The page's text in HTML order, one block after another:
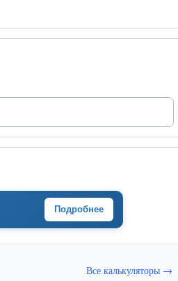
Подробнее
Все калькуляторы →